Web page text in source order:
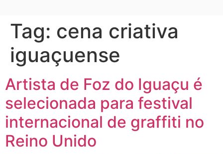
Tag: cena criativa
iguaçuense
Artista de Foz do Iguaçu é
selecionada para festival
internacional de graffiti no
Reino Unido